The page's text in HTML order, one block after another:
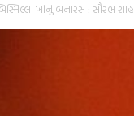
ખાંનું બનારસ : સૌરભ શાહ